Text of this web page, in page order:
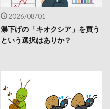
2026/08/01
瀑下げの「キオクシア」を買う
という選択はありか？